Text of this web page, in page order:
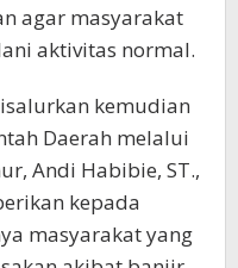
agar masyarakat
aktivitas normal.
kemudian
Daerah melalui
Andi Habibie, ST.,
kepada
masyarakat yang